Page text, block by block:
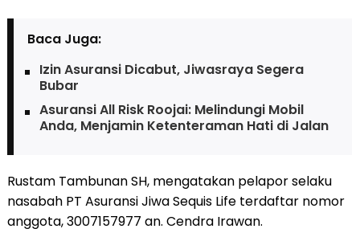
Baca Juga:
Izin Asuransi Dicabut, Jiwasraya Segera
Bubar
Asuransi All Risk Roojai: Melindungi Mobil
Anda, Menjamin Ketenteraman Hati di Jalan
Rustam Tambunan SH, mengatakan pelapor selaku
nasabah PT Asuransi Jiwa Sequis Life terdaftar nomor
anggota, 3007157977 an. Cendra Irawan.